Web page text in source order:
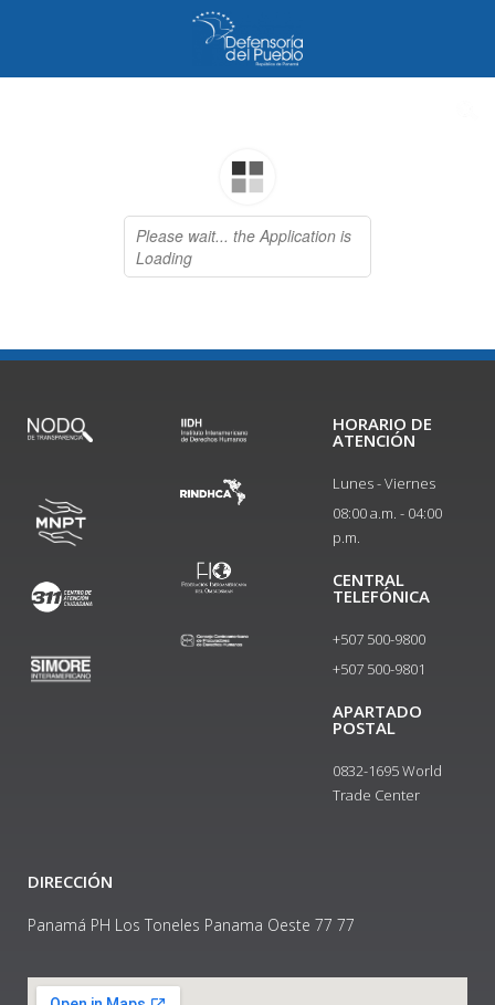
HORARIO DE
ATENCIÓN
Lunes - Viernes
08:00 a.m. - 04:00
p.m.
CENTRAL
TELEFÓNICA
+507 500-9800
+507 500-9801​
APARTADO
POSTAL
0832-1695 World
Trade Center
DIRECCIÓN
Panamá PH Los Toneles Panama Oeste 77 77